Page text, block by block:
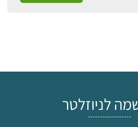
לניוזלטר